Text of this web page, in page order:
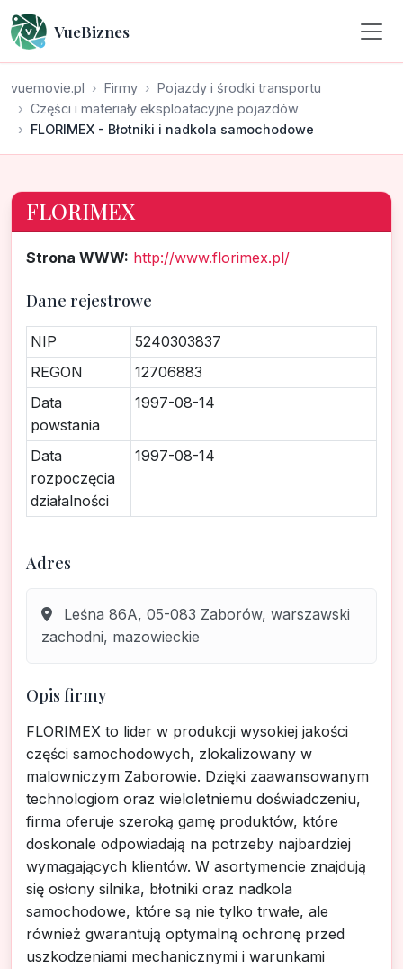
VueBiznes
vuemovie.pl Firmy
Pojazdy i środki transportu
Części i materiały eksploatacyjne pojazdów
FLORIMEX - Błotniki i nadkola samochodowe
FLORIMEX
Strona WWW: http://www.florimex.pl/
Dane rejestrowe
NIP
5240303837
REGON
12706883
Data
powstania
1997-08-14
Data
rozpoczęcia
działalności
1997-08-14
Adres
Leśna 86A, 05-083 Zaborów, warszawski
zachodni, mazowieckie
Opis firmy
FLORIMEX to lider w produkcji wysokiej jakości
części samochodowych, zlokalizowany w
malowniczym Zaborowie. Dzięki zaawansowanym
technologiom oraz wieloletniemu doświadczeniu,
firma oferuje szeroką gamę produktów, które
doskonale odpowiadają na potrzeby najbardziej
wymagających klientów. W asortymencie znajdują
się osłony silnika, błotniki oraz nadkola
samochodowe, które są nie tylko trwałe, ale
również gwarantują optymalną ochronę przed
uszkodzeniami mechanicznymi i warunkami